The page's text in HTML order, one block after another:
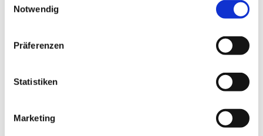
Notwendig
Präferenzen
Statistiken
Marketing